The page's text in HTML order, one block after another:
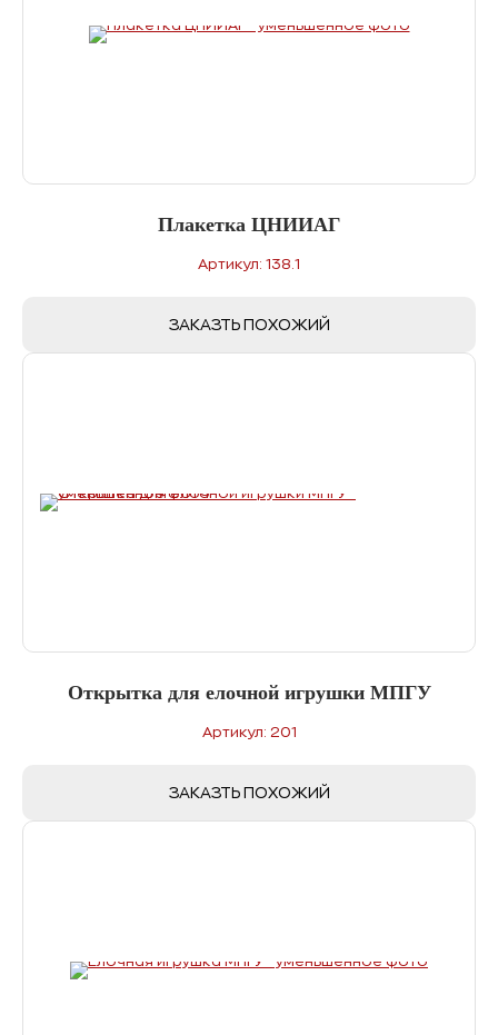
Плакетка ЦНИИАГ
Артикул: 138.1
ЗАКАЗТЬ ПОХОЖИЙ
Открытка для елочной игрушки МПГУ
Артикул: 201
ЗАКАЗТЬ ПОХОЖИЙ